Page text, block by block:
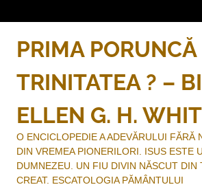
la
conținutPRIMA PORUNCĂ
TRINITATEA ? –
ELLEN G. H.
O ENCICLOPEDIE A ADEVĂRULUI FĂRĂ
DIN VREMEA PIONERILORI. ISUS ESTE
DUMNEZEU. UN FIU DIVIN NĂSCUT DIN
CREAT. ESCATOLOGIA PĂMÂNTULUI